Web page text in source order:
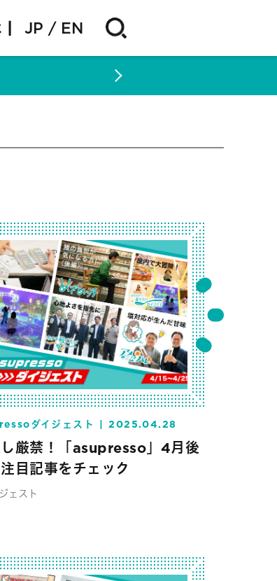
JP EN
ダイジェスト 2025.04.28
厳禁！「asupresso」4月後
目記事をチェック
ェスト